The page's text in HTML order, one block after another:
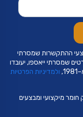
ההתקשרות שמסרתי
שמסרתי ייאספו, יעובדו
ולמדיניות הפרטיות
חומר מיקצועי ומבצעים